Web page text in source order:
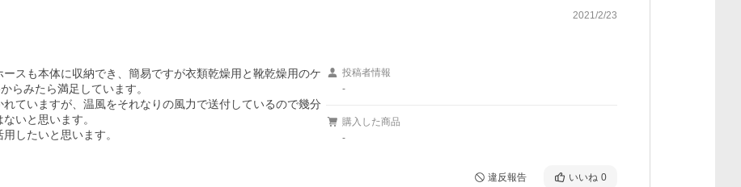
2021/2/23
スも本体に収納でき、簡易ですが衣類乾燥用と靴乾燥用のケ
らみたら満足しています。
ていますが、温風をそれなりの風力で送付しているので幾分
いと思います。
したいと思います。
投稿者情報
-
購入した商品
-
違反報告 いいね 0